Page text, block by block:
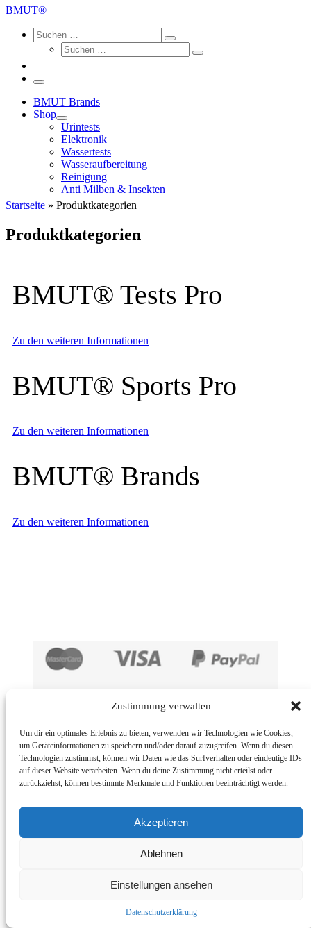
Zustimmung verwalten
Um dir ein optimales Erlebnis zu bieten, verwenden wir Technologien wie Cookies,
um Geräteinformationen zu speichern und/oder darauf zuzugreifen. Wenn du diesen
Technologien zustimmst, können wir Daten wie das Surfverhalten oder eindeutige IDs
auf dieser Website verarbeiten. Wenn du deine Zustimmung nicht erteilst oder
zurückziehst, können bestimmte Merkmale und Funktionen beeinträchtigt werden.
Akzeptieren
Ablehnen
Einstellungen ansehen
Datenschutzerklärung
BMUT®
Search
Suche
Suchen
Suche
Suchen
Menü
BMUT Brands
Shop
Urintests
Elektronik
Wassertests
Wasseraufbereitung
Reinigung
Anti Milben & Insekten
Startseite » Produktkategorien
Produktkategorien
BMUT® Tests Pro
Zu den weiteren Informationen
BMUT® Sports Pro
Zu den weiteren Informationen
BMUT® Brands
Zu den weiteren Informationen
Powered by